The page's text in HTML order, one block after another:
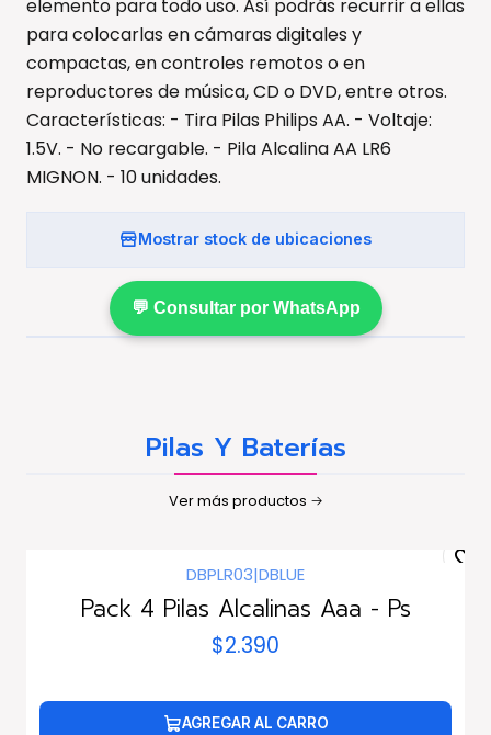
elemento para todo uso. Así podrás recurrir a ellas
para colocarlas en cámaras digitales y
compactas, en controles remotos o en
reproductores de música, CD o DVD, entre otros.
Características: - Tira Pilas Philips AA. - Voltaje:
1.5V. - No recargable. - Pila Alcalina AA LR6
MIGNON. - 10 unidades.
Mostrar stock de ubicaciones
💬 Consultar por WhatsApp
Pilas Y Baterías
Ver más productos
DBPLR03|DBLUE
Pack 4 Pilas Alcalinas Aaa - Ps
$2.390
AGREGAR AL CARRO